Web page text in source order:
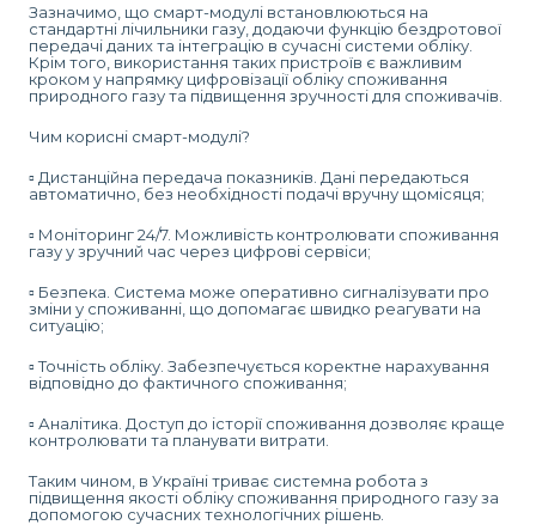
Зазначимо, що смарт-модулі встановлюються на
стандартні лічильники газу, додаючи функцію бездротової
передачі даних та інтеграцію в сучасні системи обліку.
Крім того, використання таких пристроїв є важливим
кроком у напрямку цифровізації обліку споживання
природного газу та підвищення зручності для споживачів.
Чим корисні смарт-модулі?
▫️ Дистанційна передача показників. Дані передаються
автоматично, без необхідності подачі вручну щомісяця;
▫️ Моніторинг 24/7. Можливість контролювати споживання
газу у зручний час через цифрові сервіси;
▫️ Безпека. Система може оперативно сигналізувати про
зміни у споживанні, що допомагає швидко реагувати на
ситуацію;
▫️ Точність обліку. Забезпечується коректне нарахування
відповідно до фактичного споживання;
▫️ Аналітика. Доступ до історії споживання дозволяє краще
контролювати та планувати витрати.
Таким чином, в Україні триває системна робота з
підвищення якості обліку споживання природного газу за
допомогою сучасних технологічних рішень.